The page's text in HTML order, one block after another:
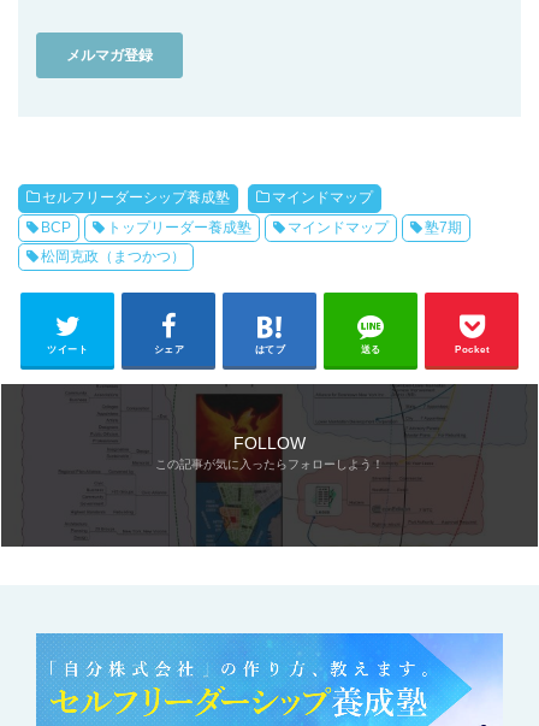
セルフリーダーシップ養成塾
マインドマップ
BCP
トップリーダー養成塾 マインドマップ
塾7期
松岡克政（まつかつ）
ツイート シェア はてブ 送る Pocket
FOLLOW